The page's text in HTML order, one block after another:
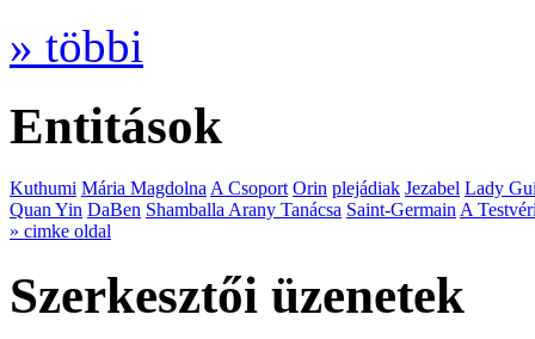
» többi
Entitások
Kuthumi Mária MagdolnaA Csoport Orin plejádiak Jezabel Lady
Quan Yin DaBen Shamballa Arany Tanácsa Saint-GermainA
» cimke oldal
Szerkesztői üzenetek